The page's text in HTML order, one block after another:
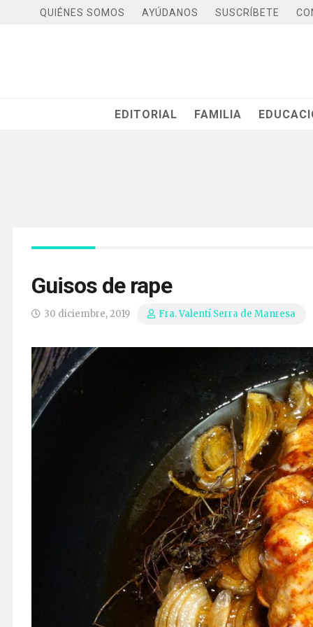
QUIÉNES SOMOS AYÚDANOS SUSCRÍBETE
EDITORIAL FAMILIA
Guisos de rape
30 diciembre, 2019 Fra. Valentí Serra de Manresa